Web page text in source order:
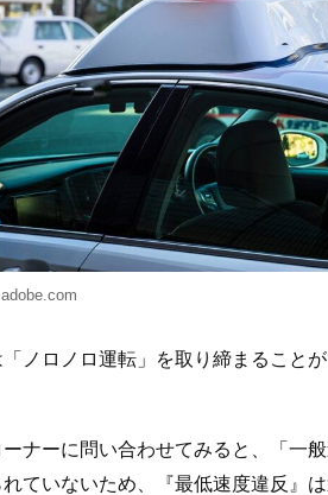
ノロノロ運転」を取り締まること
ナーに問い合わせてみると、「一
ていないため、『最低速度違反』